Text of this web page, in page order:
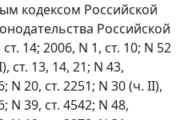
кодексом Российской
Российской
14; 2006, N 1, ст. 10; N 52
ст. 13, 14, 21; N 43,
N 20, ст. 2251; N 30 (ч. II),
N 39, ст. 4542; N 48,